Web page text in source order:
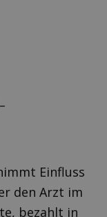
Einfluss
den Arzt im
bezahlt in